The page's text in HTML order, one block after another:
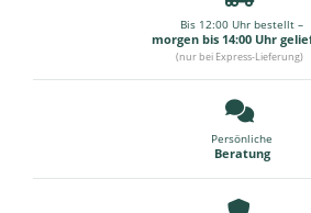
Bis 12:00 Uhr bestellt –
morgen bis 14:00 Uhr
(nur bei Express-Lieferung)
Persönliche
Beratung